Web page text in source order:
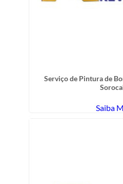
Serviço de Pintura de
Saiba